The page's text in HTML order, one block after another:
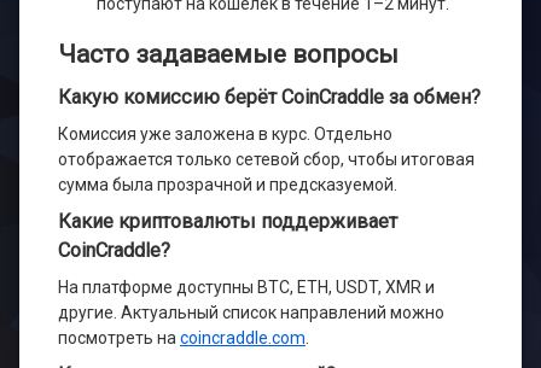
Часто задаваемые вопросы
Какую комиссию берёт CoinCraddle за обмен?
Комиссия уже заложена в курс. Отдельно
отображается только сетевой сбор, чтобы итоговая
сумма была прозрачной и предсказуемой.
Какие криптовалюты поддерживает
CoinCraddle?
На платформе доступны BTC, ETH, USDT, XMR и
другие. Актуальный список направлений можно
посмотреть на coincraddle.com